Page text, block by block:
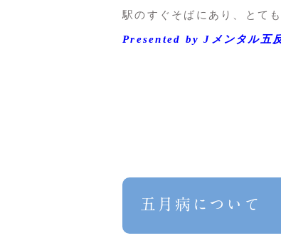
駅のすぐそばにあり、とて
Presented by Jメンタル五
五月病について